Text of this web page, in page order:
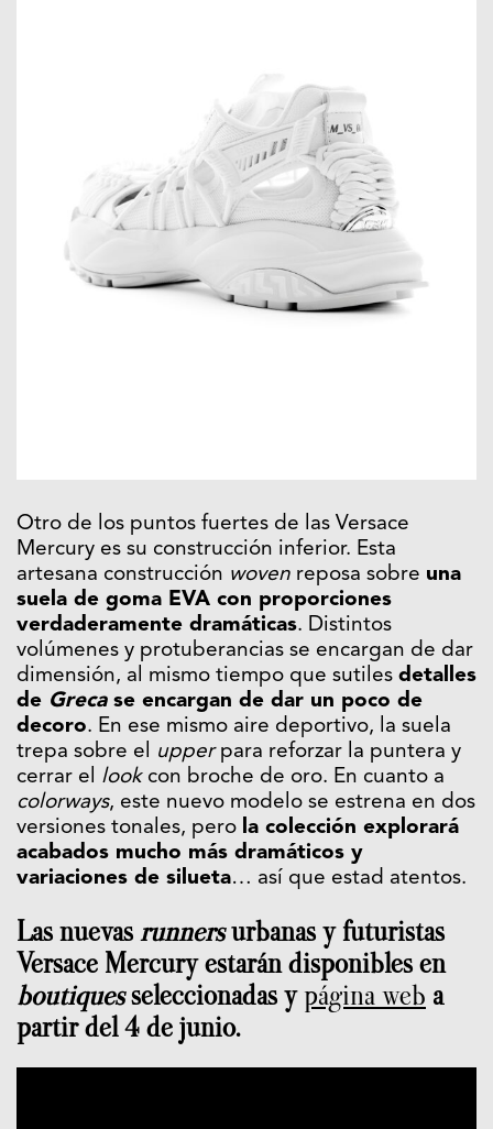
Otro de los puntos fuertes de las Versace
Mercury es su construcción inferior. Esta
artesana construcción woven reposa sobre una
suela de goma EVA con proporciones
verdaderamente dramáticas. Distintos
volúmenes y protuberancias se encargan de dar
dimensión, al mismo tiempo que sutiles detalles
de Grecase encargan de dar un poco de
decoro. En ese mismo aire deportivo, la suela
trepa sobre el upperpara reforzar la puntera y
cerrar el lookcon broche de oro. En cuanto a
colorways, este nuevo modelo se estrena en dos
versiones tonales, pero la colección explorará
acabados mucho más dramáticos y
variaciones de silueta… así que estad atentos.
Las nuevas runnersurbanas y futuristas
Versace Mercury estarán disponibles en
boutiquesseleccionadas ypágina web a
partir del 4 de junio.